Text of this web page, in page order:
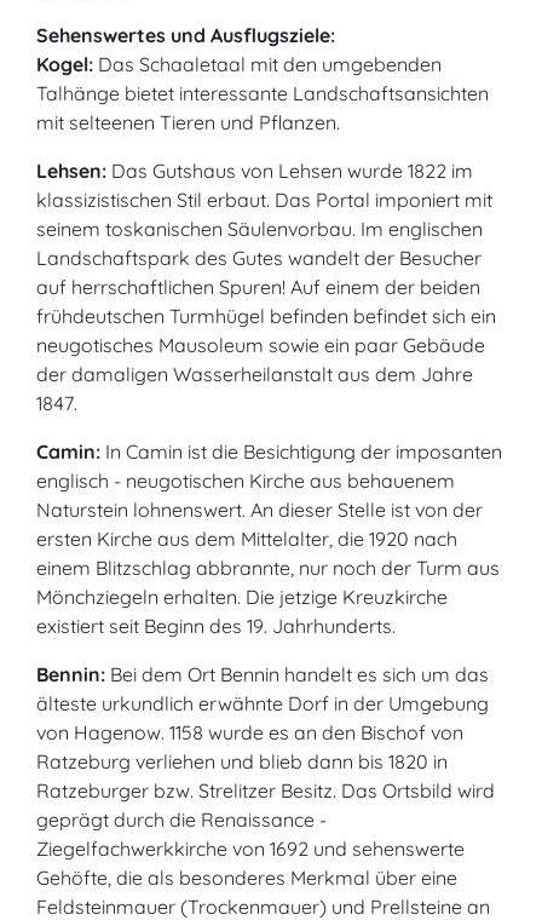
Sehenswertes und Ausflugsziele:
Kogel: Das Schaaletaal mit den umgebenden
Talhänge bietet interessante Landschaftsansichten
mit selteenen Tieren und Pflanzen.
Lehsen: Das Gutshaus von Lehsen wurde 1822 im
klassizistischen Stil erbaut. Das Portal imponiert mit
seinem toskanischen Säulenvorbau. Im englischen
Landschaftspark des Gutes wandelt der Besucher
auf herrschaftlichen Spuren! Auf einem der beiden
frühdeutschen Turmhügel befinden befindet sich ein
neugotisches Mausoleum sowie ein paar Gebäude
der damaligen Wasserheilanstalt aus dem Jahre
1847.
Camin: In Camin ist die Besichtigung der imposanten
englisch - neugotischen Kirche aus behauenem
Naturstein lohnenswert. An dieser Stelle ist von der
ersten Kirche aus dem Mittelalter, die 1920 nach
einem Blitzschlag abbrannte, nur noch der Turm aus
Mönchziegeln erhalten. Die jetzige Kreuzkirche
existiert seit Beginn des 19. Jahrhunderts.
Bennin: Bei dem Ort Bennin handelt es sich um das
älteste urkundlich erwähnte Dorf in der Umgebung
von Hagenow. 1158 wurde es an den Bischof von
Ratzeburg verliehen und blieb dann bis 1820 in
Ratzeburger bzw. Strelitzer Besitz. Das Ortsbild wird
geprägt durch die Renaissance -
Ziegelfachwerkkirche von 1692 und sehenswerte
Gehöfte, die als besonderes Merkmal über eine
Feldsteinmauer (Trockenmauer) und Prellsteine an